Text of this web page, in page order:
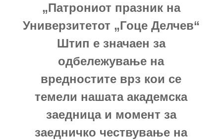
„Патрониот празник на
Универзитетот „Гоце Делчев“
Штип е значаен за
одбележување на
вредностите врз кои се
темели нашата академска
заедница и момент за
заедничко чествување на